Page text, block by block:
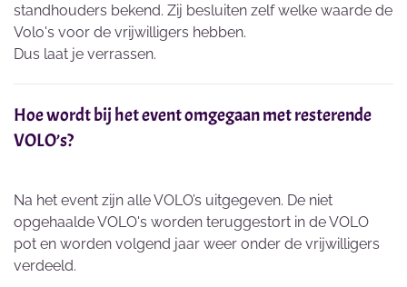
standhouders bekend. Zij besluiten zelf welke waarde de
Volo's voor de vrijwilligers hebben.
Dus laat je verrassen.
Hoe wordt bij het event omgegaan met resterende
VOLO’s?
Na het event zijn alle VOLO’s uitgegeven. De niet
opgehaalde VOLO's worden teruggestort in de VOLO
pot en worden volgend jaar weer onder de vrijwilligers
verdeeld.